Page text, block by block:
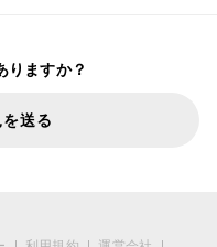
りますか？
送る